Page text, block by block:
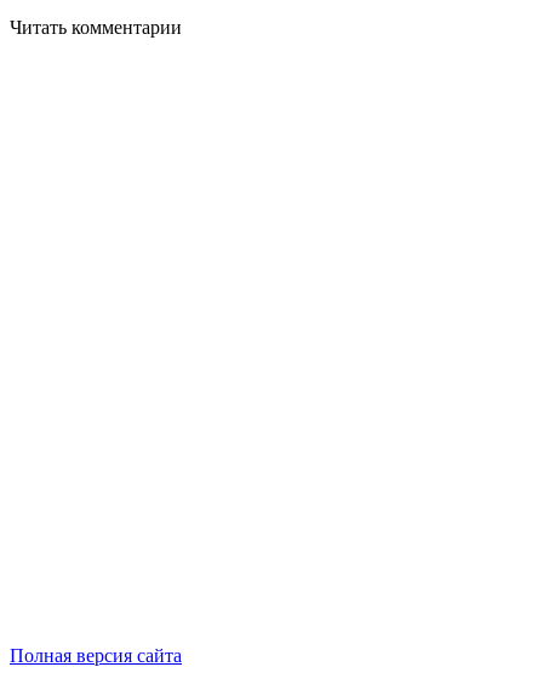
Читать комментарии
Полная версия сайта